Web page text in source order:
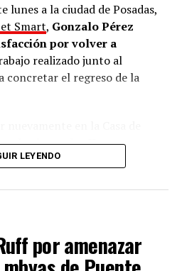
lunes a la ciudad de Posadas,
Smart, Gonzalo Pérez
por volver a
realizado junto al
concretar el regreso de la
el gobernadorHugo
de Turismo
van a conectar Buenos Aires
1 de noviembre
pasajes ya se encuentran
$46.300 por tramo, con
LEYENDO
por amenazar